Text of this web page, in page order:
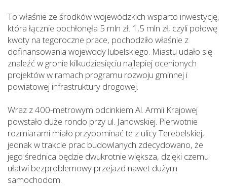
To właśnie ze środków wojewódzkich wsparto inwestycję,
która łącznie pochłonęła 5 mln zł. 1,5 mln zł, czyli połowę
kwoty na tegoroczne prace, pochodziło właśnie z
dofinansowania wojewody lubelskiego. Miastu udało się
znaleźć w gronie kilkudziesięciu najlepiej ocenionych
projektów w ramach programu rozwoju gminnej i
powiatowej infrastruktury drogowej.
Wraz z 400-metrowym odcinkiem Al. Armii Krajowej
powstało duże rondo przy ul. Janowskiej. Pierwotnie
rozmiarami miało przypominać te z ulicy Terebelskiej,
jednak w trakcie prac budowlanych zdecydowano, że
jego średnica będzie dwukrotnie większa, dzięki czemu
ułatwi bezproblemowy przejazd nawet dużym
samochodom.